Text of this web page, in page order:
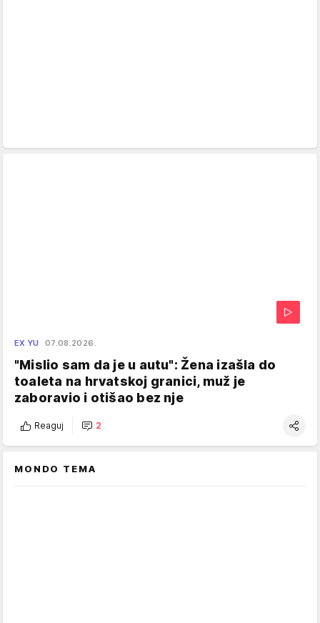
EX YU 07.08.2026.
"Mislio sam da je u autu": Žena izašla do
toaleta na hrvatskoj granici, muž je
zaboravio i otišao bez nje
Reaguj 2
MONDO TEMA